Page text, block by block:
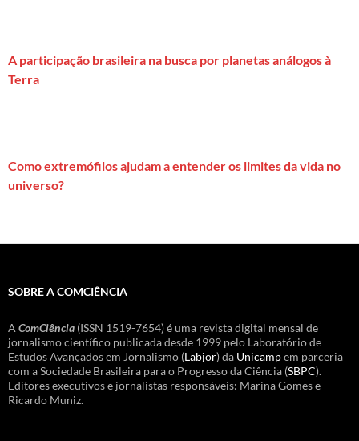
A participação brasileira na busca por planetas análogos à
Terra
Como extremófilos ajudam a entender os limites da vida no
universo?
SOBRE A COMCIÊNCIA
A ComCiência (ISSN 1519-7654) é uma revista digital mensal de
jornalismo científico publicada desde 1999 pelo Laboratório de
Estudos Avançados em Jornalismo (Labjor) da Unicampem parceria
com a Sociedade Brasileira para o Progresso da Ciência (SBPC).
Editores executivos e jornalistas responsáveis: Marina Gomes e
Ricardo Muniz.